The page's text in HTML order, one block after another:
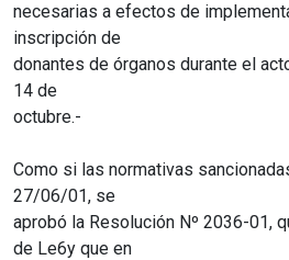
necesarias a efectos de
inscripción de
donantes de órganos durante el
14 de
octubre.-
Como si las normativas
27/06/01, se
aprobó la Resolución Nº 2036-01,
de Le6y que en